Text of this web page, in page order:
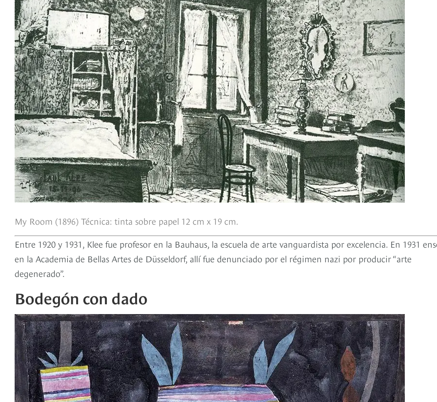
My Room (1896) Técnica: tinta sobre papel 12 cm x 19 cm.
Entre 1920 y 1931, Klee fue profesor en la Bauhaus, la escuela de arte vanguardista por excelencia. En 1931
en la Academia de Bellas Artes de Düsseldorf, allí fue denunciado por el régimen nazi por producir “arte
degenerado”.
Bodegón con dado